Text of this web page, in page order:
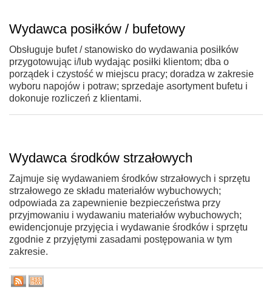
Wydawca posiłków / bufetowy
Obsługuje bufet / stanowisko do wydawania posiłków
przygotowując i/lub wydając posiłki klientom; dba o
porządek i czystość w miejscu pracy; doradza w zakresie
wyboru napojów i potraw; sprzedaje asortyment bufetu i
dokonuje rozliczeń z klientami.
Wydawca środków strzałowych
Zajmuje się wydawaniem środków strzałowych i sprzętu
strzałowego ze składu materiałów wybuchowych;
odpowiada za zapewnienie bezpieczeństwa przy
przyjmowaniu i wydawaniu materiałów wybuchowych;
ewidencjonuje przyjęcia i wydawanie środków i sprzętu
zgodnie z przyjętymi zasadami postępowania w tym
zakresie.